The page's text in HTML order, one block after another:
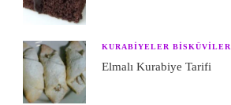
KURABIYELER BISKÜVILER
Elmalı Kurabiye Tarifi